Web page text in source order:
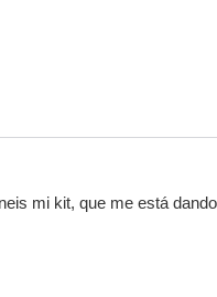
mi kit, que me está